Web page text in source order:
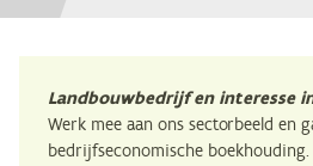
Landbouwbedrijf en interesse
Werk mee aan ons sectorbeeld en
bedrijfseconomische boekhouding.